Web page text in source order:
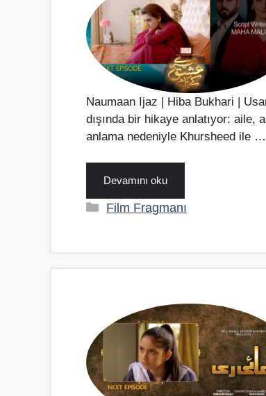
Naumaan Ijaz | Hiba Bukhari |
dışında bir hikaye anlatıyor: aile,
anlama nedeniyle Khursheed ile …
Devamını oku
Kategoriler
Film Fragmanı